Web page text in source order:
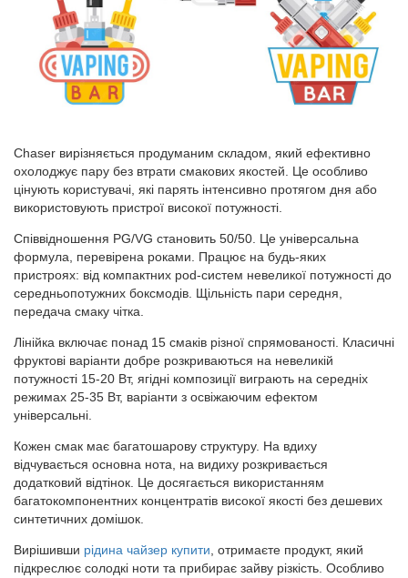
Chaser вирізняється продуманим складом, який ефективно
охолоджує пару без втрати смакових якостей. Це особливо
цінують користувачі, які парять інтенсивно протягом дня або
використовують пристрої високої потужності.
Співвідношення PG/VG становить 50/50. Це універсальна
формула, перевірена роками. Працює на будь-яких
пристроях: від компактних pod-систем невеликої потужності до
середньопотужних боксмодів. Щільність пари середня,
передача смаку чітка.
Лінійка включає понад 15 смаків різної спрямованості. Класичні
фруктові варіанти добре розкриваються на невеликій
потужності 15-20 Вт, ягідні композиції виграють на середніх
режимах 25-35 Вт, варіанти з освіжаючим ефектом
універсальні.
Кожен смак має багатошарову структуру. На вдиху
відчувається основна нота, на видиху розкривається
додатковий відтінок. Це досягається використанням
багатокомпонентних концентратів високої якості без дешевих
синтетичних домішок.
Вирішивши рідина чайзер купити, отримаєте продукт, який
підкреслює солодкі ноти та прибирає зайву різкість. Особливо